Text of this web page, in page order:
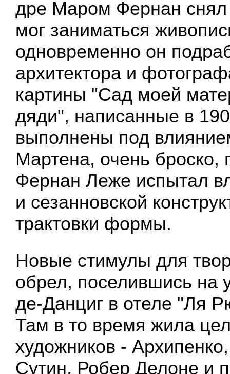
дре Маром Фернан снял
мог заниматься
одновременно он
архитектора и
картины "Сад моей
дяди", написанные в
выполнены под
Мартена, очень броско,
Фернан Леже испытал
и сезанновской
трактовки формы.
Новые стимулы для
обрел, поселившись на
де-Данциг в отеле "Ля
Там в то время жила
художников -
Сутин, Робер Делоне и